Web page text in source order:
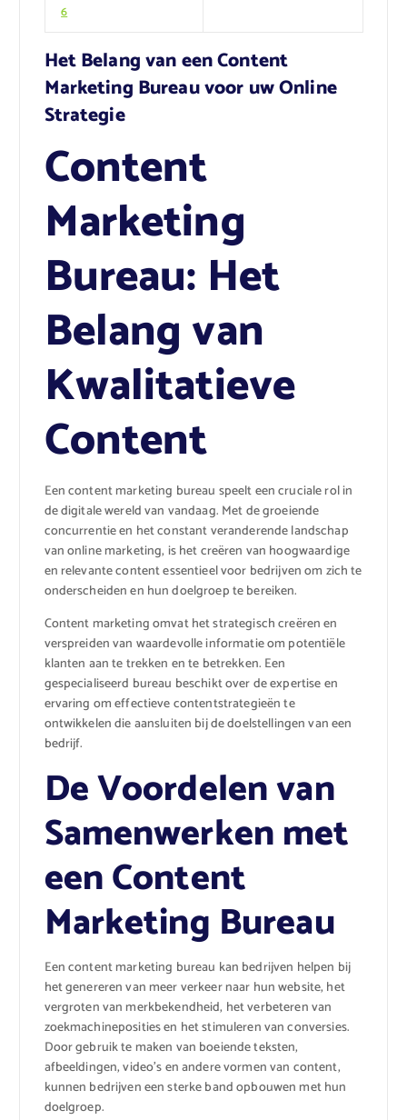
6
Het Belang van een Content
Marketing Bureau voor uw Online
Strategie
Content
Marketing
Bureau: Het
Belang van
Kwalitatieve
Content
Een content marketing bureau speelt een cruciale rol in
de digitale wereld van vandaag. Met de groeiende
concurrentie en het constant veranderende landschap
van online marketing, is het creëren van hoogwaardige
en relevante content essentieel voor bedrijven om zich te
onderscheiden en hun doelgroep te bereiken.
Content marketing omvat het strategisch creëren en
verspreiden van waardevolle informatie om potentiële
klanten aan te trekken en te betrekken. Een
gespecialiseerd bureau beschikt over de expertise en
ervaring om effectieve contentstrategieën te
ontwikkelen die aansluiten bij de doelstellingen van een
bedrijf.
De Voordelen van
Samenwerken met
een Content
Marketing Bureau
Een content marketing bureau kan bedrijven helpen bij
het genereren van meer verkeer naar hun website, het
vergroten van merkbekendheid, het verbeteren van
zoekmachineposities en het stimuleren van conversies.
Door gebruik te maken van boeiende teksten,
afbeeldingen, video’s en andere vormen van content,
kunnen bedrijven een sterke band opbouwen met hun
doelgroep.